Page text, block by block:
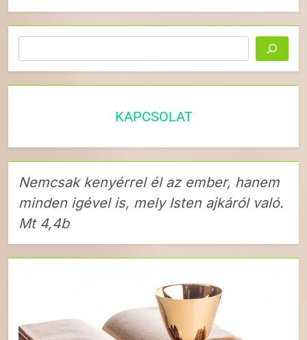
KAPCSOLAT
Nemcsak kenyérrel él az ember, hanem
minden igével is, mely Isten ajkáról való.
Mt 4,4b